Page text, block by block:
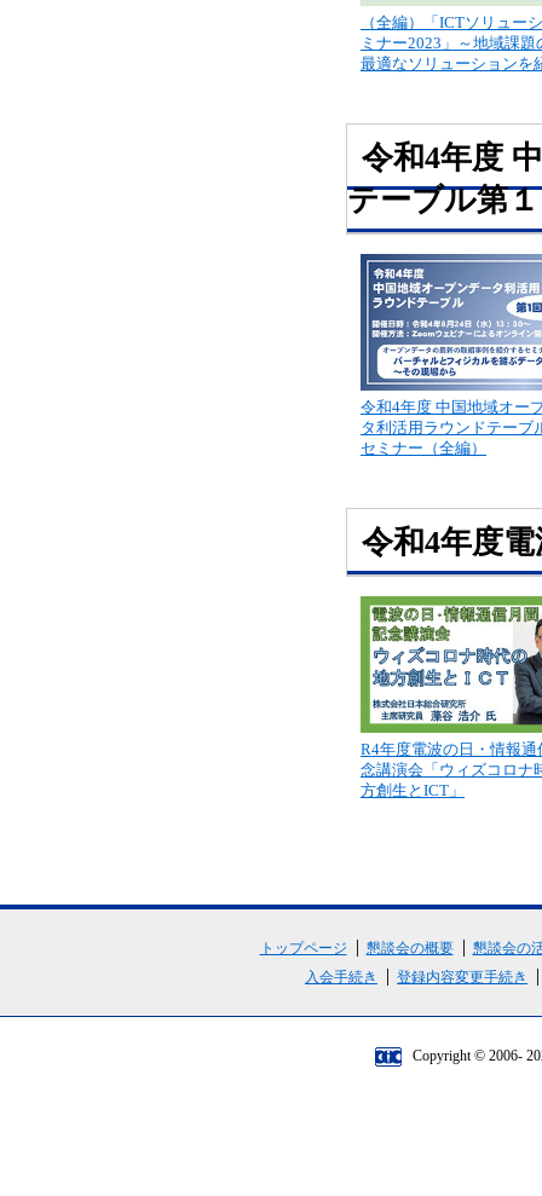
（全編）「ICTソリュー
ミナー2023」～地域課題
最適なソリューションを
令和4年度
テーブル第
令和4年度 中国地域オー
タ利活用ラウンドテーブ
セミナー（全編）
令和4年度
R4年度電波の日・情報通
念講演会「ウィズコロナ
方創生とICT」
トップページ 懇談会の概要
懇談会の
入会手続き
登録内容変更手続き
Copyright © 2006-